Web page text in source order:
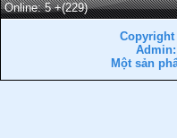
Online: 5+(229)
Copyright
Một sản